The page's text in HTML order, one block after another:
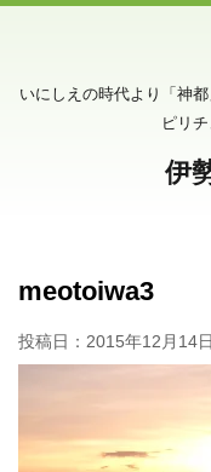
いにしえの時代より「神
ピリ
伊
meotoiwa3
投稿日： 2015年12月14日